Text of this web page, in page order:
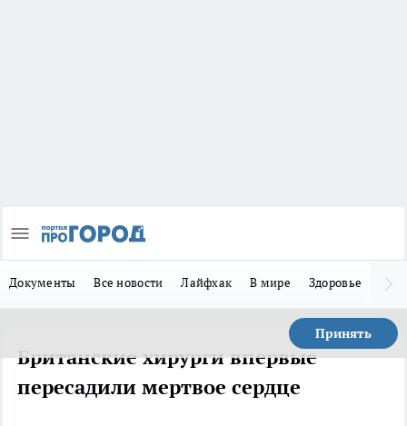
Документы Все новости Лайфхак В мире Здоровье
Принять
Британские хирурги впервые
пересадили мертвое сердце